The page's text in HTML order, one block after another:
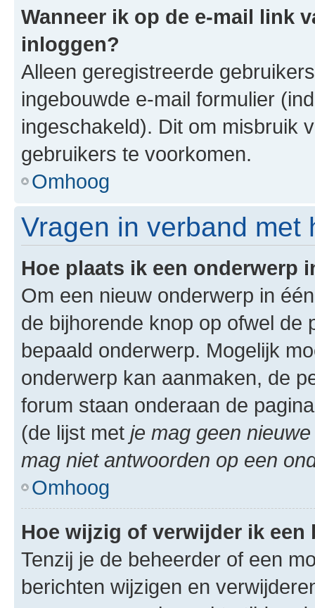
Wanneer ik op de e-mail link
inloggen?
Alleen geregistreerde
ingebouwde e-mail formulier
ingeschakeld). Dit om misbruik
gebruikers te voorkomen.
Omhoog
Vragen in verband met
Hoe plaats ik een onderwerp
Om een nieuw onderwerp in
de bijhorende knop op ofwel de
bepaald onderwerp. Mogelijk
onderwerp kan aanmaken, de
forum staan onderaan de
(de lijst met je mag geen
mag niet antwoorden op een
Omhoog
Hoe wijzig of verwijder ik een
Tenzij je de beheerder of een
berichten wijzigen en